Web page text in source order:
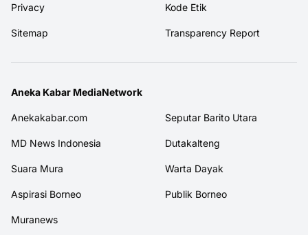
Privacy Kode Etik
Sitemap Transparency Report
Aneka Kabar MediaNetwork
Anekakabar.com Seputar Barito Utara
MD News Indonesia Dutakalteng
Suara Mura Warta Dayak
Aspirasi Borneo Publik Borneo
Muranews